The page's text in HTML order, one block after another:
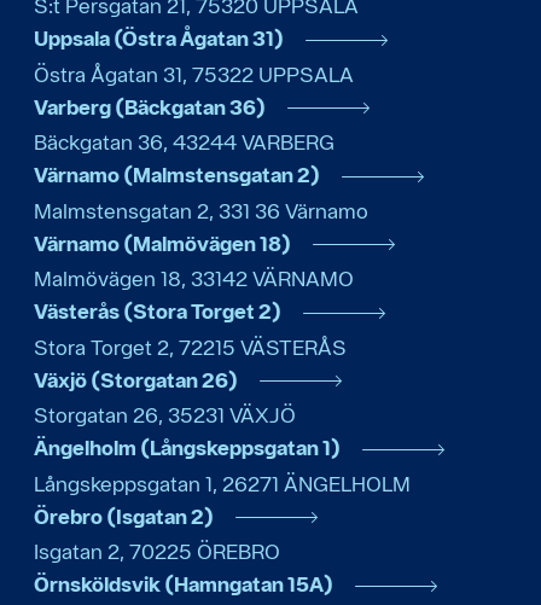
S:t Persgatan 21, 75320 UPPSALA
Uppsala (Östra Ågatan 31)
Östra Ågatan 31, 75322 UPPSALA
Varberg (Bäckgatan 36)
Bäckgatan 36, 43244VARBERG
Värnamo (Malmstensgatan 2)
Malmstensgatan 2, 331 36 Värnamo
Värnamo (Malmövägen 18)
Malmövägen 18, 33142VÄRNAMO
Västerås (Stora Torget 2)
Stora Torget 2, 72215 VÄSTERÅS
Växjö (Storgatan 26)
Storgatan 26, 35231 VÄXJÖ
Ängelholm (Långskeppsgatan 1)
Långskeppsgatan 1, 26271 ÄNGELHOLM
Örebro (Isgatan 2)
Isgatan 2, 70225 ÖREBRO
Örnsköldsvik (Hamngatan 15A)